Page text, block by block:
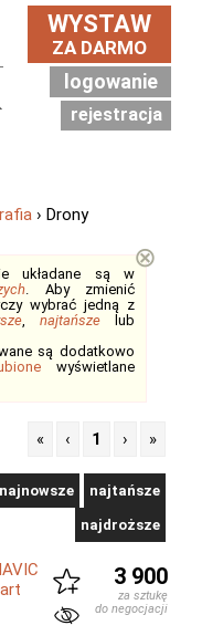
WYSTAW
ZA DARMO
logowanie
rejestracja
› Drony
układane są w
. Aby zmienić
wybrać jedną z
, najtańszelub
są dodatkowo
wyświetlane
⊗
« ‹ 1 › »
najnowsze najtańsze
najdroższe
3 900
za sztukę
do negocjacji